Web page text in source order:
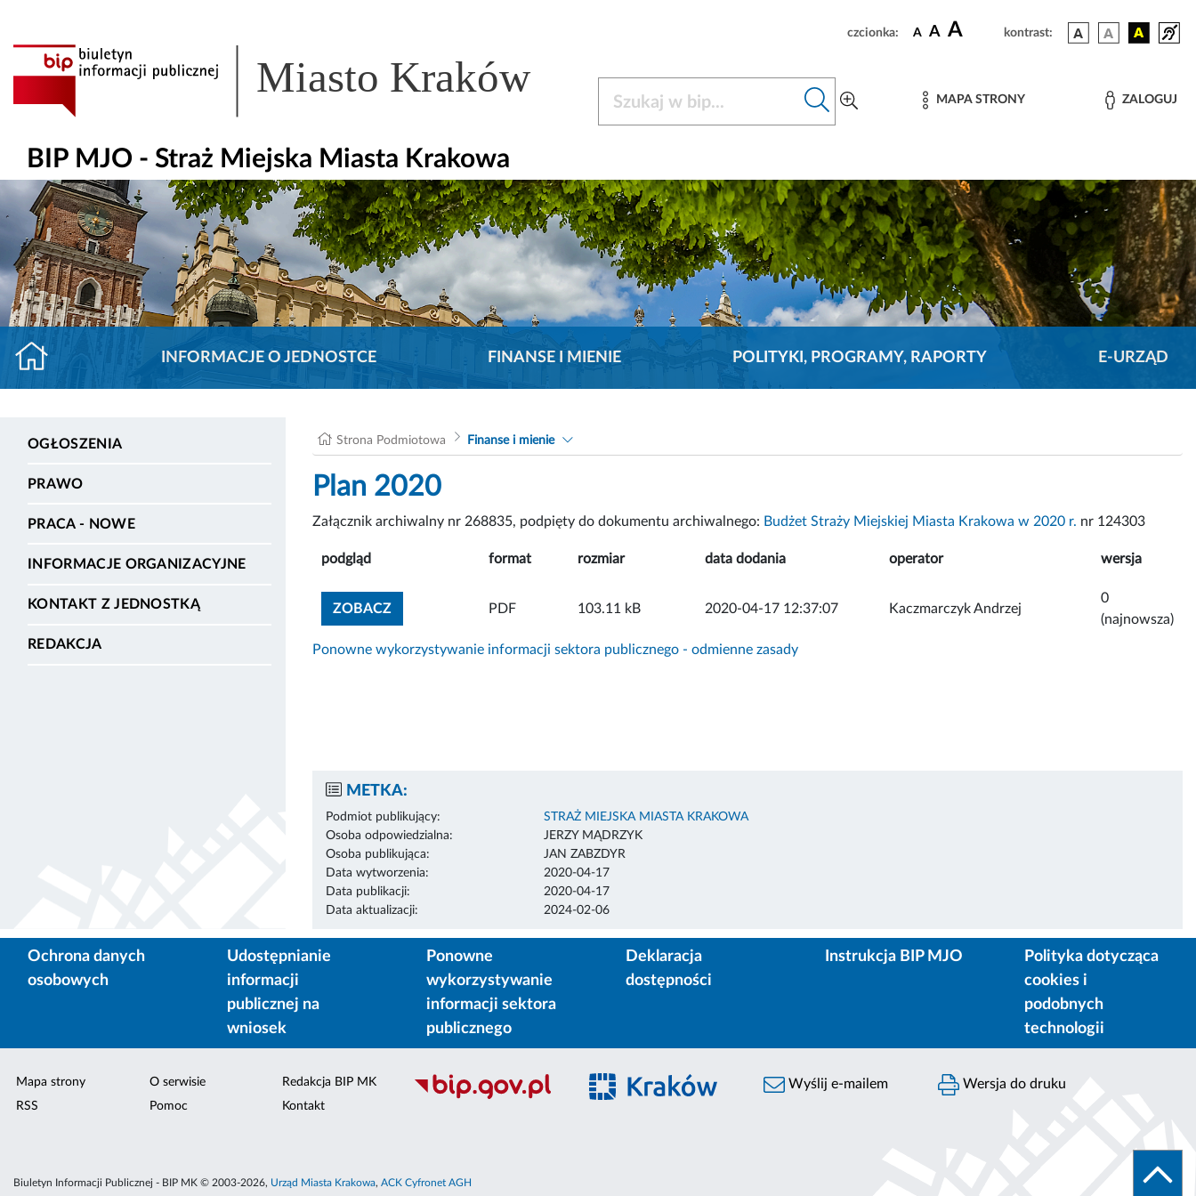
czcionka: A A A kontrast:
Miasto Kraków MAPA STRONY ZALOGUJ
BIP MJO - Straż Miejska Miasta Krakowa
INFORMACJE O JEDNOSTCE FINANSE I MIENIE POLITYKI, PROGRAMY, RAPORTY E-URZĄD
OGŁOSZENIA
PRAWO
PRACA - NOWE
INFORMACJE ORGANIZACYJNE
KONTAKT Z JEDNOSTKĄ
REDAKCJA
Strona Podmiotowa Finanse i mienie
Plan 2020
Załącznik archiwalny nr 268835, podpięty do dokumentu archiwalnego: Budżet Straży Miejskiej Miasta Krakowa w 2020 r. nr 124303
podgląd format rozmiar data dodania operator wersja
ZOBACZZOBACZ ZAŁĄCZNIK
PDF 103.11 kB 2020-04-17 12:37:07 Kaczmarczyk Andrzej
0
(najnowsza)
Ponowne wykorzystywanie informacji sektora publicznego - odmienne zasady
METKA:
Podmiot publikujący:
STRAŻ MIEJSKA MIASTA KRAKOWA
Osoba odpowiedzialna:
JERZY MĄDRZYK
Osoba publikująca:
JAN ZABZDYR
Data wytworzenia:
2020-04-17
Data publikacji:
2020-04-17
Data aktualizacji:
2024-02-06
Ochrona danych
osobowych
Udostępnianie
informacji
publicznej na
wniosek
Ponowne
wykorzystywanie
informacji sektora
publicznego
Deklaracja
dostępności
Instrukcja BIP MJO
Polityka dotycząca
cookies i
podobnych
technologii
Mapa strony
RSS
O serwisie
Pomoc
Redakcja BIP MK
Kontakt
Wyślij e-mailem Wersja do druku
Biuletyn Informacji Publicznej - BIP MK © 2003-2026, Urząd Miasta Krakowa, ACK Cyfronet AGH